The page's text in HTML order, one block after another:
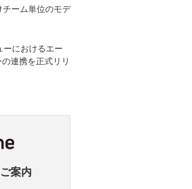
ーム単位のモデ
におけるエー
連携を正式リリ
案内